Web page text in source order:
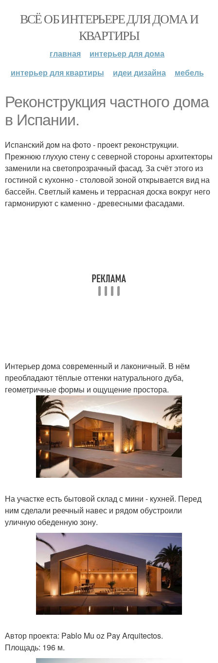
ВСЁ ОБ ИНТЕРЬЕРЕ ДЛЯ ДОМА И
КВАРТИРЫ
главная
интерьер для дома
интерьер для квартиры
идеи дизайна мебель
Реконструкция частного дома
в Испании.
Испанский дом на фото - проект реконструкции.
Прежнюю глухую стену с северной стороны архитекторы
заменили на светопрозрачный фасад. За счёт этого из
гостиной с кухонно - столовой зоной открывается вид на
бассейн. Светлый камень и террасная доска вокруг него
гармонируют с каменно - древесными фасадами.
Интерьер дома современный и лаконичный. В нём
преобладают тёплые оттенки натурального дуба,
геометричные формы и ощущение простора.
На участке есть бытовой склад с мини - кухней. Перед
ним сделали реечный навес и рядом обустроили
уличную обеденную зону.
Автор проекта: Pablo Mu oz Pay Arquitectos.
Площадь: 196 м.